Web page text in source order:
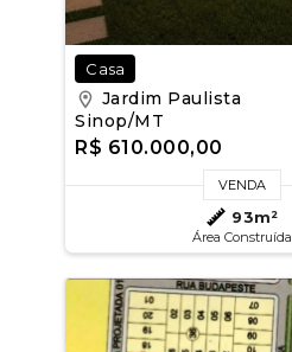
Casa
Jardim Paulista
Sinop/MT
R$ 610.000,00
VENDA
93m²
Área Construída